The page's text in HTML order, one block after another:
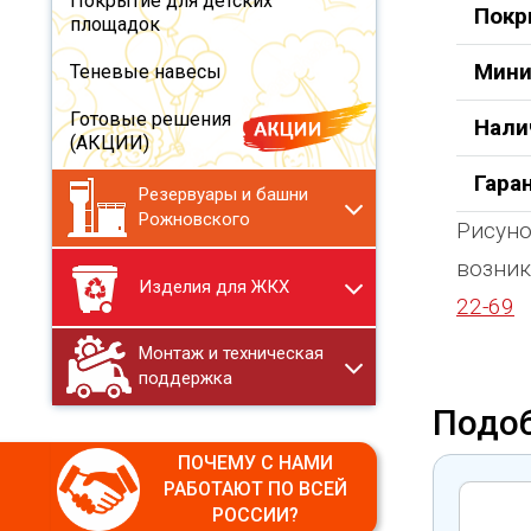
площадок
Теневые навесы
Готовые решения
(АКЦИИ)
Резервуары и башни
Рожновского
Изделия для ЖКХ
Монтаж и техническая
поддержка
ПОЧЕМУ С НАМИ
РАБОТАЮТ ПО ВСЕЙ
РОССИИ?
22-69